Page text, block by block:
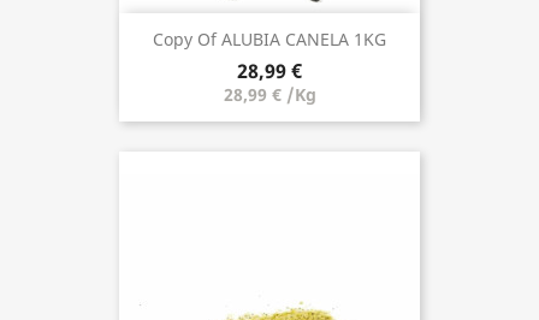
Copy Of ALUBIA CANELA 1KG
28,99 €
28,99 € /Kg